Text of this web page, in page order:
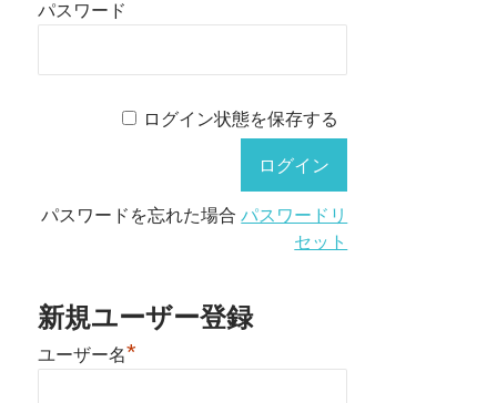
パスワード
ログイン状態を保存する
パスワードを忘れた場合パスワードリ
セット
新規ユーザー登録
ユーザー名*